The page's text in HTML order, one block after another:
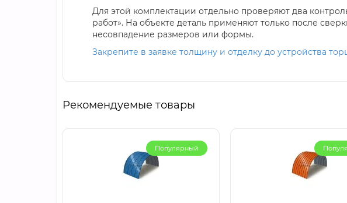
Для этой комплектации отдельно проверяют два
работ». На объекте деталь применяют только после
несовпадение размеров или формы.
Закрепите в заявке толщину и отделку до устройства
Рекомендуемые товары
Популярный